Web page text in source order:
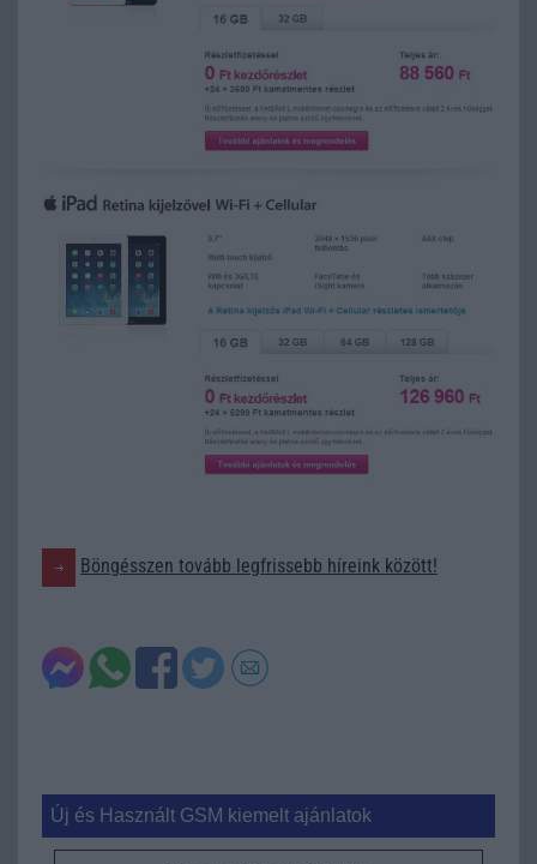
Böngésszen tovább legfrissebb híreink között!
Új és Használt GSM kiemelt ajánlatok